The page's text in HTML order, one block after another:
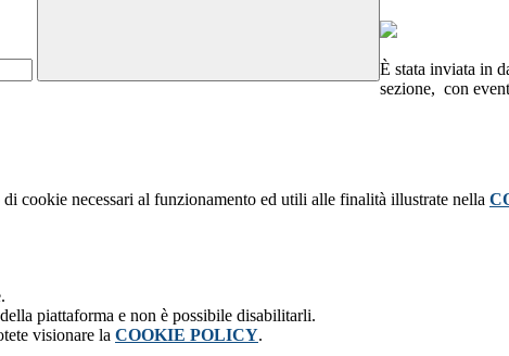
È stata inviata in
sezione, con
cookie necessari al funzionamento ed utili alle finalità illustrate nella
piattaforma e non è possibile disabilitarli.
visionare la COOKIE POLICY.